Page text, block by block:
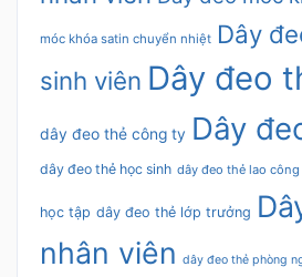
móc khóa satin chuyển nhiệt Dây
sinh viên Dây đeo
dây đeo thẻ công ty Dây
dây đeo thẻ học sinh dây đeo thẻ lao công
học tập dây đeo thẻ lớp trưởng
nhân viên dây đeo thẻ phòng